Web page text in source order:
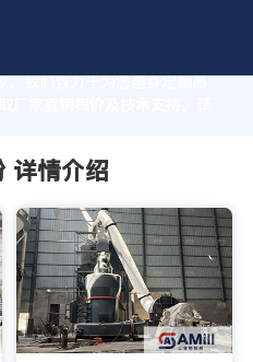
我们致力于为您量身定制高
家直销报价及技术支持，请
详情介绍